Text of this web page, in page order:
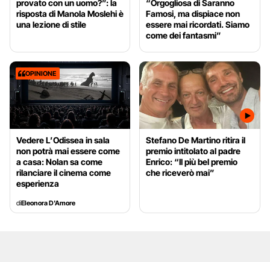
provato con un uomo?”: la
risposta di Manola Moslehi è
una lezione di stile
“Orgogliosa di Saranno
Famosi, ma dispiace non
essere mai ricordati. Siamo
come dei fantasmi”
OPINIONE
Vedere L’Odissea in sala
non potrà mai essere come
a casa: Nolan sa come
rilanciare il cinema come
esperienza
diEleonora D'Amore
Stefano De Martino ritira il
premio intitolato al padre
Enrico: “Il più bel premio
che riceverò mai”